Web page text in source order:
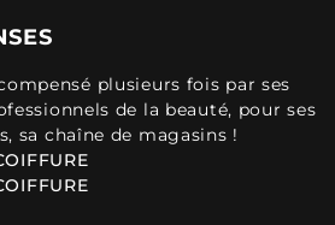
plusieurs fois par ses
de la beauté, pour ses
sa chaîne de magasins !